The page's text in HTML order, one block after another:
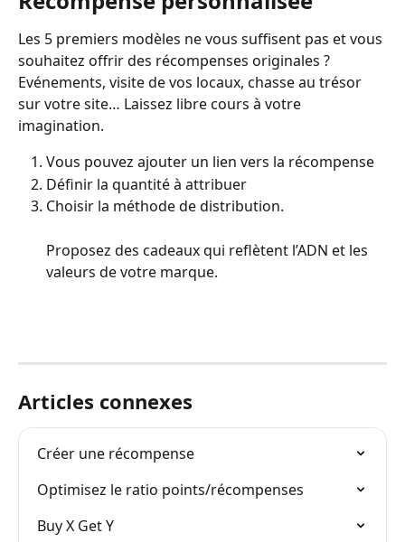
Les 5 premiers modèles ne vous suffisent pas et vous
souhaitez offrir des récompenses originales ?
Evénements, visite de vos locaux, chasse au trésor
sur votre site… Laissez libre cours à votre
imagination.
Vous pouvez ajouter un lien vers la récompense
Définir la quantité à attribuer
Choisir la méthode de distribution.
Proposez des cadeaux qui reflètent l’ADN et les
valeurs de votre marque.
Articles connexes
Créer une récompense
Optimisez le ratio points/récompenses
Buy X Get Y